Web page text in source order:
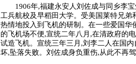
1906年,福建永安人刘佐成与同乡李宝
工兵航校及早稻田大学。受美国莱特兄
热情地投入到飞机的研制。在一些爱国华
的飞机场不便,宣统二年八月,在清政府的
试造飞机。宣统三年三月,刘李二人在国
坏,坠落失败。刘佐成身负重伤,从此不再